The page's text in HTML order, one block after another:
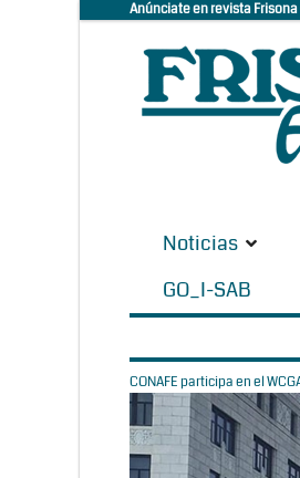
Anúnciate en revista
Noticias
GO_I-SAB
CONAFE participa en el